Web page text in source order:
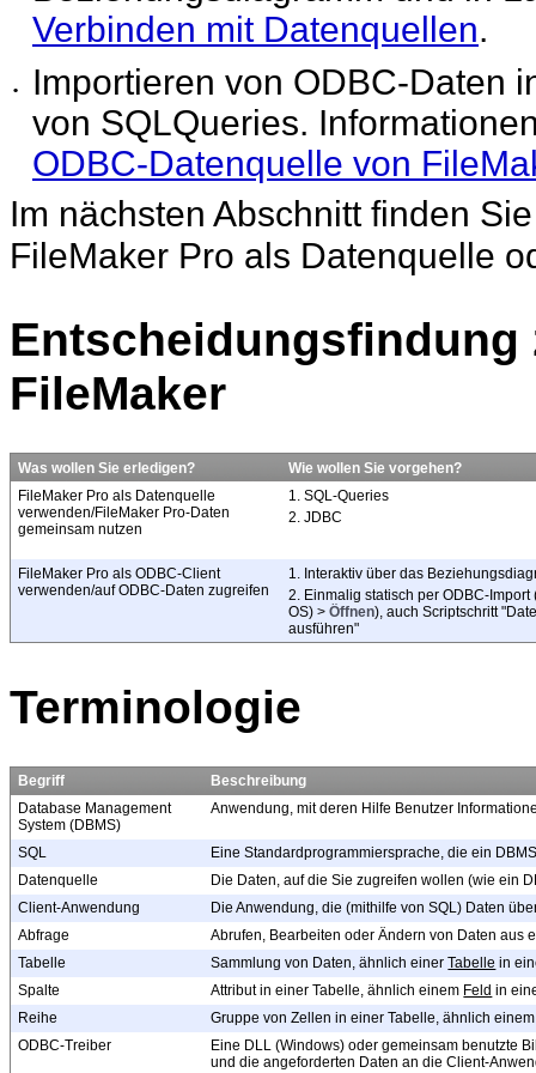
Verbinden mit Datenquellen.
•
Importieren von ODBC-Daten
von SQLQueries.
ODBC-Datenquelle von
Im nächsten Abschnitt finden
FileMaker Pro als Datenquelle
Entscheidungsfindung
FileMaker
Was wollen Sieerledigen? Wie wollen Sievorgehen?
FileMaker Pro als Datenquelle
verwenden/FileMaker Pro-Daten
gemeinsam nutzen
1. SQL-Queries
2. JDBC
FileMaker Pro als ODBC-Client
verwenden/auf ODBC-Daten zugreifen
1. Interaktiv über das
2. Einmalig statischper ODBC-
OS) >Öffnen), auch Scriptschritt
ausführen"
Terminologie
Begriff
Beschreibung
Database Management
System (DBMS)
Anwendung, mit deren Hilfe Benutzer
SQL
Eine Standardprogrammiersprache, die ein
Datenquelle
Die Daten, auf die Sie zugreifen wollen (wie ein
Client-Anwendung
Die Anwendung, die (mithilfe von SQL) Daten
Abfrage
Abrufen, Bearbeiten oder Ändern von Daten aus
Tabelle
Sammlung von Daten, ähnlich einerTabelle in
Spalte
Attribut in einer Tabelle, ähnlich einem Feld in
Reihe
Gruppe von Zellen in einer Tabelle, ähnlich
ODBC-Treiber
Eine DLL (Windows) oder gemeinsam benutzte
und die angeforderten Daten an die Client-